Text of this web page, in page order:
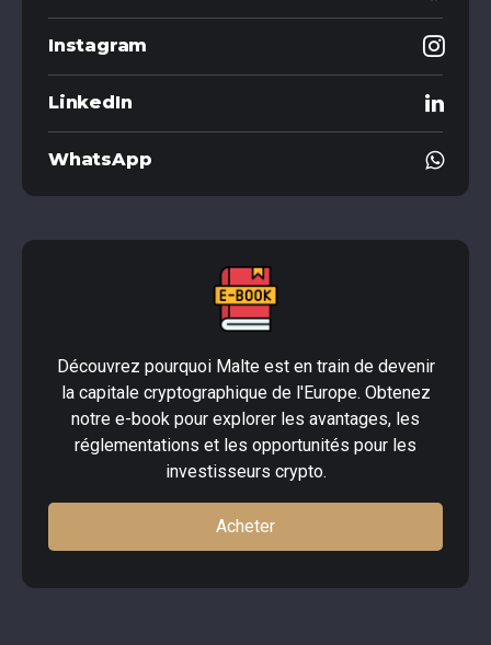
Instagram
LinkedIn
WhatsApp
Découvrez pourquoi Malte est en train de devenir
la capitale cryptographique de l'Europe. Obtenez
notre e-book pour explorer les avantages, les
réglementations et les opportunités pour les
investisseurs crypto.
Acheter